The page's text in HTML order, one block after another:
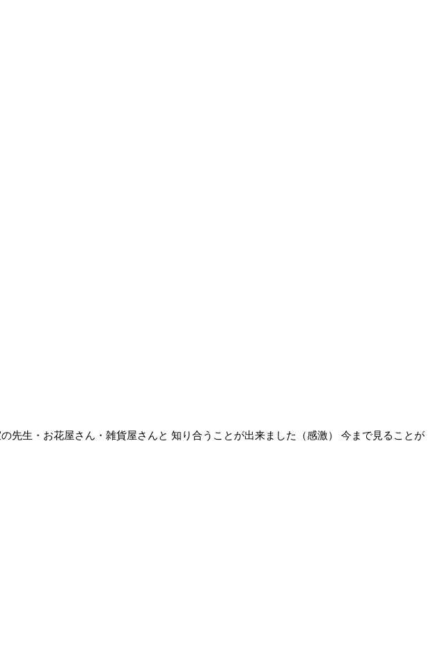
先生・お花屋さん・雑貨屋さんと 知り合うことが出来ました（感激） 今まで見ることが